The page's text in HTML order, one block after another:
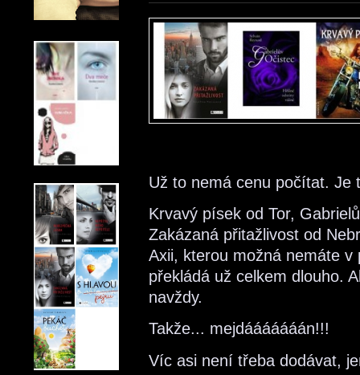
Už to nemá cenu počítat. Je
Krvavý písek od Tor,
Zakázaná přitažlivost od
Axii, kterou možná nemáte
překládá už celkem dlouho.
navždy.
Takže... mejdááááááán!!!
Víc asi není třeba dodávat,